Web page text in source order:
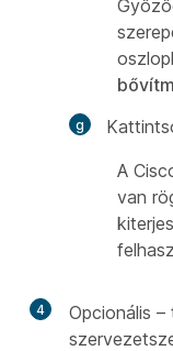
A
van
4
Opcionális